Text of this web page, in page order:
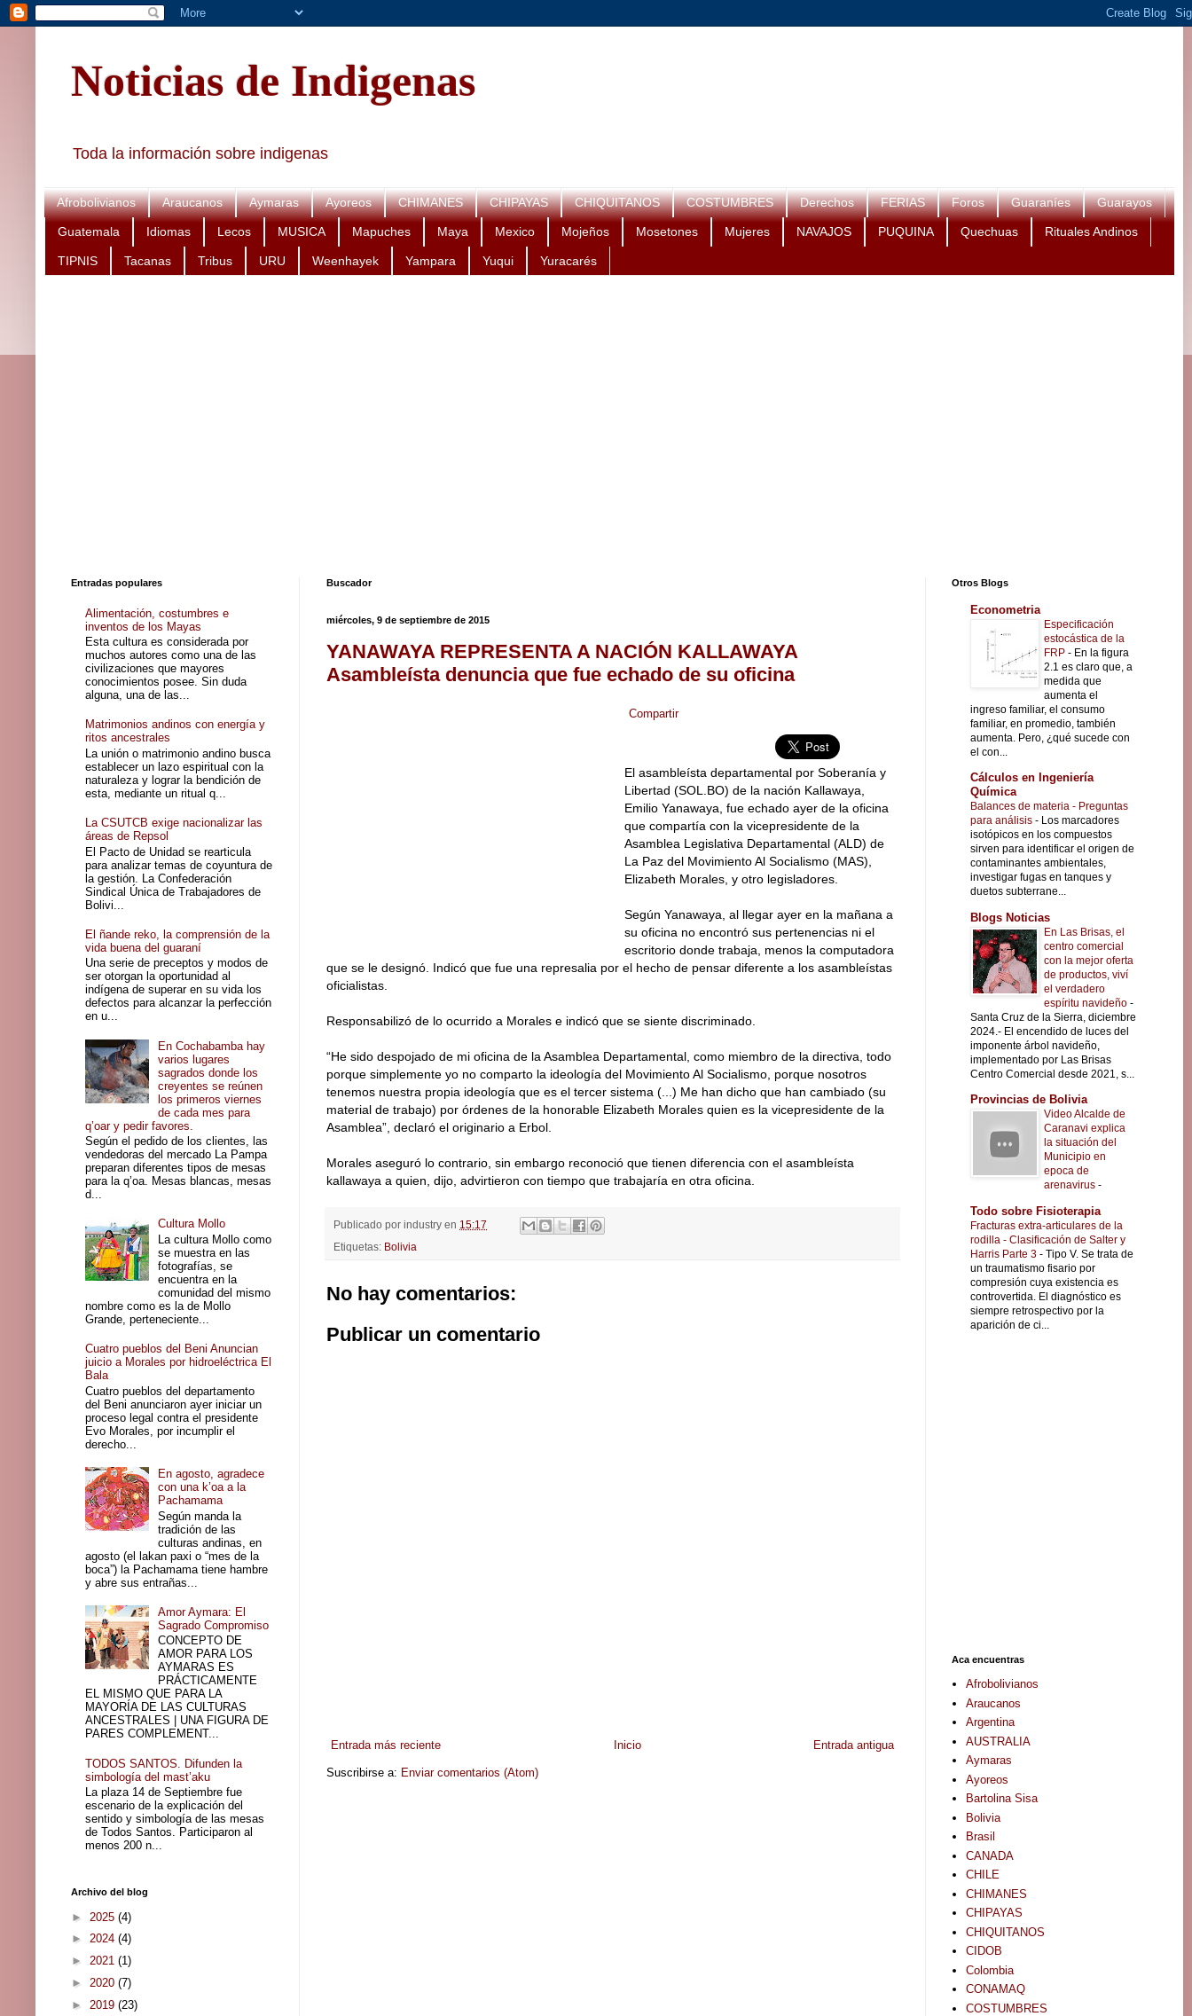
Noticias de Indigenas
Toda la información sobre indigenas
Afrobolivianos Araucanos Aymaras Ayoreos CHIMANES CHIPAYAS CHIQUITANOS COSTUMBRES Derechos FERIAS Foros Guaraníes Guarayos
Guatemala Idiomas Lecos MUSICA Mapuches Maya Mexico Mojeños Mosetones Mujeres NAVAJOS PUQUINA Quechuas Rituales Andinos
TIPNIS Tacanas Tribus URU Weenhayek Yampara Yuqui Yuracarés
Buscador
miércoles, 9 de septiembre de 2015
YANAWAYA REPRESENTA A NACIÓN KALLAWAYA
Asambleísta denuncia que fue echado de su oficina
Compartir
El asambleísta departamental por Soberanía y
Libertad (SOL.BO) de la nación Kallawaya,
Emilio Yanawaya, fue echado ayer de la oficina
que compartía con la vicepresidente de la
Asamblea Legislativa Departamental (ALD) de
La Paz del Movimiento Al Socialismo (MAS),
Elizabeth Morales, y otro legisladores.
Según Yanawaya, al llegar ayer en la mañana a
su oficina no encontró sus pertenencias ni el
escritorio donde trabaja, menos la computadora
que se le designó. Indicó que fue una represalia por el hecho de pensar diferente a los asambleístas
oficialistas.
Responsabilizó de lo ocurrido a Morales e indicó que se siente discriminado.
“He sido despojado de mi oficina de la Asamblea Departamental, como miembro de la directiva, todo
porque simplemente yo no comparto la ideología del Movimiento Al Socialismo, porque nosotros
tenemos nuestra propia ideología que es el tercer sistema (...) Me han dicho que han cambiado (su
material de trabajo) por órdenes de la honorable Elizabeth Morales quien es la vicepresidente de la
Asamblea”, declaró el originario a Erbol.
Morales aseguró lo contrario, sin embargo reconoció que tienen diferencia con el asambleísta
kallawaya a quien, dijo, advirtieron con tiempo que trabajaría en otra oficina.
Publicado por industry en 15:17
Etiquetas: Bolivia
No hay comentarios:
Publicar un comentario
Entrada más reciente Entrada antigua
Inicio
Suscribirse a: Enviar comentarios (Atom)
Entradas populares
Alimentación, costumbres e
inventos de los Mayas
Esta cultura es considerada por
muchos autores como una de las
civilizaciones que mayores
conocimientos posee. Sin duda
alguna, una de las...
Matrimonios andinos con energía y
ritos ancestrales
La unión o matrimonio andino busca
establecer un lazo espiritual con la
naturaleza y lograr la bendición de
esta, mediante un ritual q...
La CSUTCB exige nacionalizar las
áreas de Repsol
El Pacto de Unidad se rearticula
para analizar temas de coyuntura de
la gestión. La Confederación
Sindical Única de Trabajadores de
Bolivi...
El ñande reko, la comprensión de la
vida buena del guaraní
Una serie de preceptos y modos de
ser otorgan la oportunidad al
indígena de superar en su vida los
defectos para alcanzar la perfección
en u...
En Cochabamba hay
varios lugares
sagrados donde los
creyentes se reúnen
los primeros viernes
de cada mes para
q’oar y pedir favores.
Según el pedido de los clientes, las
vendedoras del mercado La Pampa
preparan diferentes tipos de mesas
para la q’oa. Mesas blancas, mesas
d...
Cultura Mollo
La cultura Mollo como
se muestra en las
fotografías, se
encuentra en la
comunidad del mismo
nombre como es la de Mollo
Grande, perteneciente...
Cuatro pueblos del Beni Anuncian
juicio a Morales por hidroeléctrica El
Bala
Cuatro pueblos del departamento
del Beni anunciaron ayer iniciar un
proceso legal contra el presidente
Evo Morales, por incumplir el
derecho...
En agosto, agradece
con una k’oa a la
Pachamama
Según manda la
tradición de las
culturas andinas, en
agosto (el lakan paxi o “mes de la
boca”) la Pachamama tiene hambre
y abre sus entrañas...
Amor Aymara: El
Sagrado Compromiso
CONCEPTO DE
AMOR PARA LOS
AYMARAS ES
PRÁCTICAMENTE
EL MISMO QUE PARA LA
MAYORÍA DE LAS CULTURAS
ANCESTRALES | UNA FIGURA DE
PARES COMPLEMENT...
TODOS SANTOS. Difunden la
simbología del mast’aku
La plaza 14 de Septiembre fue
escenario de la explicación del
sentido y simbología de las mesas
de Todos Santos. Participaron al
menos 200 n...
Archivo del blog
► 2025 (4)
► 2024 (4)
► 2021 (1)
► 2020 (7)
► 2019 (23)
Otros Blogs
Econometria
Especificación
estocástica de la
FRP - En la figura
2.1 es claro que, a
medida que
aumenta el
ingreso familiar, el consumo
familiar, en promedio, también
aumenta. Pero, ¿qué sucede con
el con...
Cálculos en Ingeniería
Química
Balances de materia - Preguntas
para análisis - Los marcadores
isotópicos en los compuestos
sirven para identificar el origen de
contaminantes ambientales,
investigar fugas en tanques y
duetos subterrane...
Blogs Noticias
En Las Brisas, el
centro comercial
con la mejor oferta
de productos, viví
el verdadero
espíritu navideño -
Santa Cruz de la Sierra, diciembre
2024.- El encendido de luces del
imponente árbol navideño,
implementado por Las Brisas
Centro Comercial desde 2021, s...
Provincias de Bolivia
Video Alcalde de
Caranavi explica
la situación del
Municipio en
epoca de
arenavirus -
Todo sobre Fisioterapia
Fracturas extra-articulares de la
rodilla - Clasificación de Salter y
Harris Parte 3 - Tipo V. Se trata de
un traumatismo fisario por
compresión cuya existencia es
controvertida. El diagnóstico es
siempre retrospectivo por la
aparición de ci...
Aca encuentras
Afrobolivianos
Araucanos
Argentina
AUSTRALIA
Aymaras
Ayoreos
Bartolina Sisa
Bolivia
Brasil
CANADA
CHILE
CHIMANES
CHIPAYAS
CHIQUITANOS
CIDOB
Colombia
CONAMAQ
COSTUMBRES